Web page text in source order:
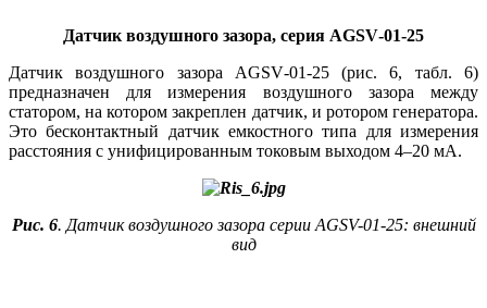
Датчик воздушного зазора, серия AGSV‑01-25
Датчик воздушного зазора AGSV‑01-25 (рис. 6, табл. 6)
предназначен для измерения воздушного зазора между
статором, на котором закреплен датчик, и ротором генератора.
Это бесконтактный датчик емкостного типа для измерения
расстояния с унифицированным токовым выходом 4–20 мА.
Рис. 6. Датчик воздушного зазора серии AGSV-01-25: внешний
вид